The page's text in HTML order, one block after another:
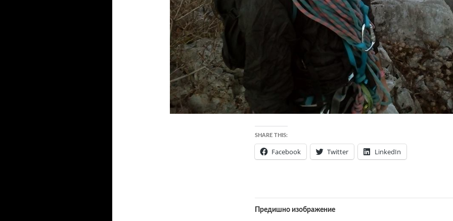
SHARE THIS:
Facebook Twitter LinkedIn
Предишно изображение